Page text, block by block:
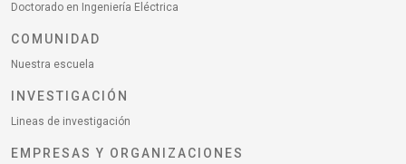
Doctorado en Ingeniería Eléctrica
COMUNIDAD
Nuestra escuela
INVESTIGACIÓN
Lineas de investigación
EMPRESAS Y ORGANIZACIONES